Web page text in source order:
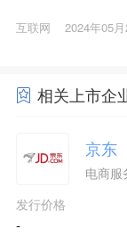
互联网 2024年05
相关上市企
京东
电商服
发行价格
-